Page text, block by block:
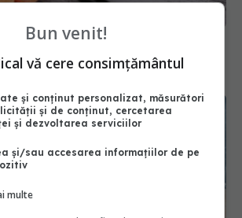
statinele? Ce trebuie să știi
care scad colesterolul
Bun venit!
vă cere consimțământul
și conținut personalizat, măsurători
și de conținut, cercetarea
și dezvoltarea serviciilor
și/sau accesarea informațiilor de pe
multe